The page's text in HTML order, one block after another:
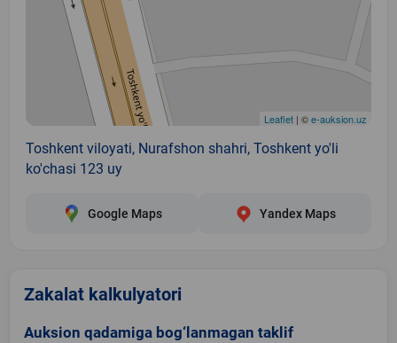
Leaflet | ©e-auksion.uz
Toshkent viloyati, Nurafshon shahri, Toshkent yo'li
ko'chasi 123 uy
Google Maps Yandex Maps
Zakalat kalkulyatori
Auksion qadamiga bog‘lanmagan taklif